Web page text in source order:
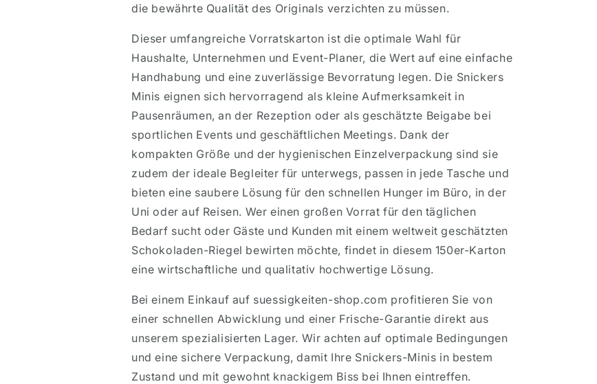
die bewährte Qualität des Originals verzichten zu müssen.
Dieser umfangreiche Vorratskarton ist die optimale Wahl für
Haushalte, Unternehmen und Event-Planer, die Wert auf eine einfache
Handhabung und eine zuverlässige Bevorratung legen. Die Snickers
Minis eignen sich hervorragend als kleine Aufmerksamkeit in
Pausenräumen, an der Rezeption oder als geschätzte Beigabe bei
sportlichen Events und geschäftlichen Meetings. Dank der
kompakten Größe und der hygienischen Einzelverpackung sind sie
zudem der ideale Begleiter für unterwegs, passen in jede Tasche und
bieten eine saubere Lösung für den schnellen Hunger im Büro, in der
Uni oder auf Reisen. Wer einen großen Vorrat für den täglichen
Bedarf sucht oder Gäste und Kunden mit einem weltweit geschätzten
Schokoladen-Riegel bewirten möchte, findet in diesem 150er-Karton
eine wirtschaftliche und qualitativ hochwertige Lösung.
Bei einem Einkauf auf suessigkeiten-shop.com profitieren Sie von
einer schnellen Abwicklung und einer Frische-Garantie direkt aus
unserem spezialisierten Lager. Wir achten auf optimale Bedingungen
und eine sichere Verpackung, damit Ihre Snickers-Minis in bestem
Zustand und mit gewohnt knackigem Biss bei Ihnen eintreffen.